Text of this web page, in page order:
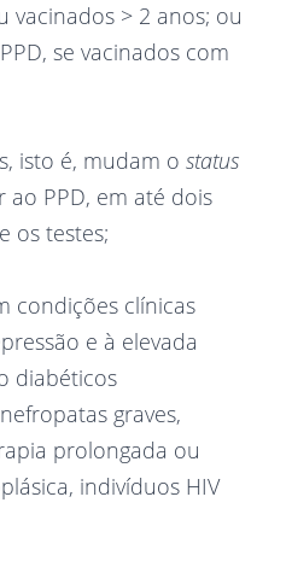
vacinados > 2 anos; ou
se vacinados com
isto é, mudam o status
PPD, em até dois
os testes;
condições clínicas
e à elevada
diabéticos
graves,
prolongada ou
indivíduos HIV